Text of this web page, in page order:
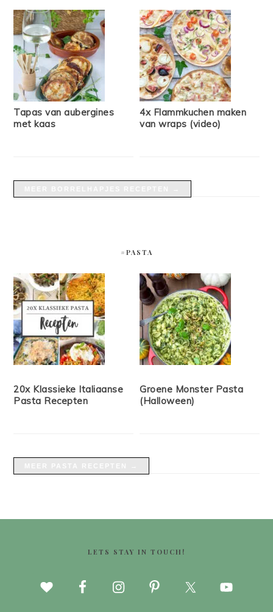
Tapas van aubergines
met kaas
4x Flammkuchen maken
van wraps (video)
#PASTA
20x Klassieke Italiaanse
Pasta Recepten
Groene Monster Pasta
(Halloween)
LETS STAY IN TOUCH!